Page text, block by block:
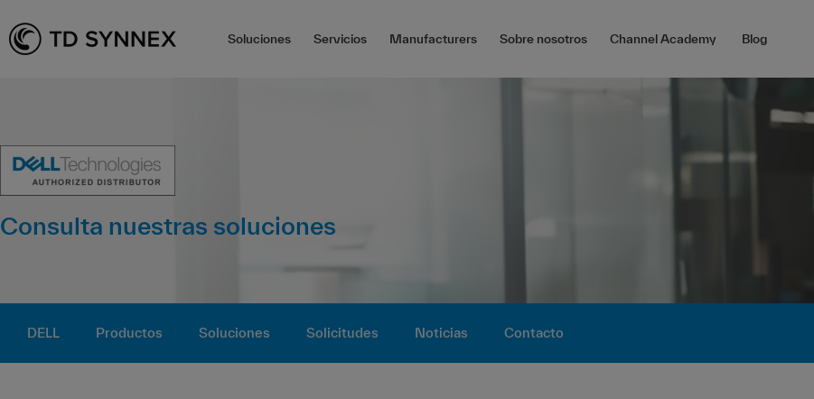
Soluciones Servicios Manufacturers Sobre nosotros Channel Academy Blog
Consulta nuestras soluciones
DELL Productos Soluciones Solicitudes Noticias Contacto